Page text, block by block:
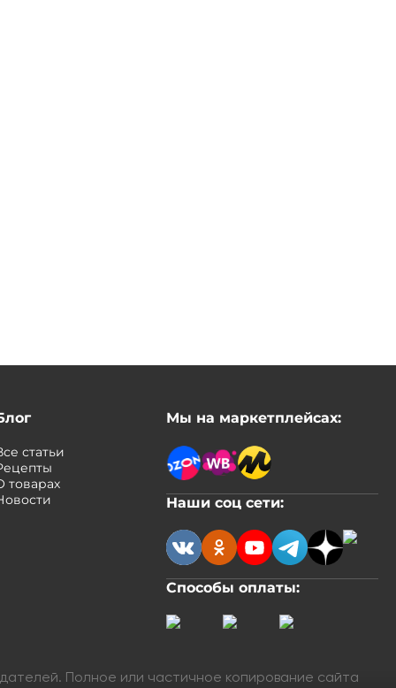
статьи
товарах
Мы на маркетплейсах:
Наши соц сети:
Способы оплаты:
Полное или частичное копирование сайта